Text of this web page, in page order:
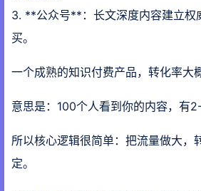
3. **公众号**：长文深度内容建立权
买。
一个成熟的知识付费产品，转化率大
意思是：100个人看到你的内容，有
所以核心逻辑很简单：把流量做大，
定。